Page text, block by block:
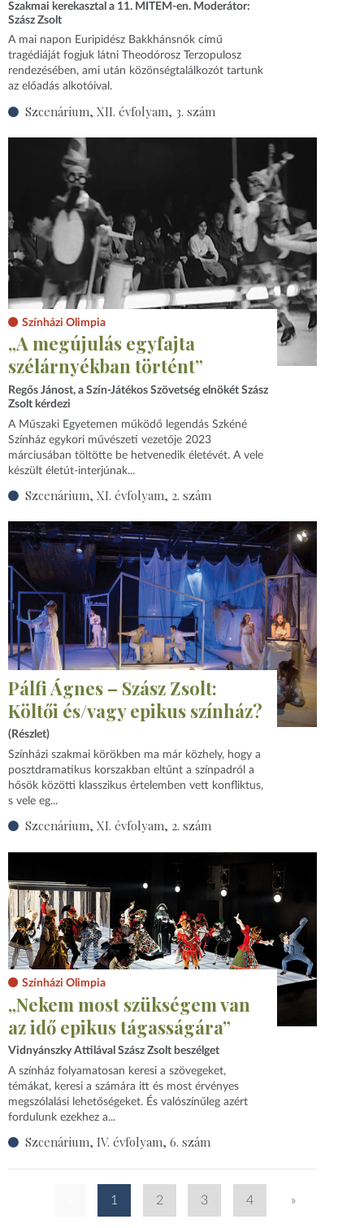
Szakmai kerekasztal a 11. MITEM-en. Moderátor:
Szász Zsolt
A mai napon Euripidész Bakkhánsnők című
tragédiáját fogjuk látni Theodórosz Terzopulosz
rendezésében, ami után közönségtalálkozót tartunk
az előadás alkotóival.
Szcenárium, XII. évfolyam, 3. szám
Színházi Olimpia
„A megújulás egyfajta
szélárnyékban történt”
Regős Jánost, a Szín-Játékos Szövetség elnökét Szász
Zsolt kérdezi
A Műszaki Egyetemen működő legendás Szkéné
Színház egykori művészeti vezetője 2023
márciusában töltötte be hetvenedik életévét. A vele
készült életút-interjúnak...
Szcenárium, XI. évfolyam, 2. szám
Pálfi Ágnes – Szász Zsolt:
Költői és/vagy epikus színház?
(Részlet)
Színházi szakmai körökben ma már közhely, hogy a
posztdramatikus korszakban eltűnt a színpadról a
hősök közötti klasszikus értelemben vett konfliktus,
s vele eg...
Szcenárium, XI. évfolyam, 2. szám
Színházi Olimpia
„Nekem most szükségem van
az idő epikus tágasságára”
Vidnyánszky Attilával Szász Zsolt beszélget
A színház folyamatosan keresi a szövegeket,
témákat, keresi a számára itt és most érvényes
megszólalási lehetőségeket. És valószínűleg azért
fordulunk ezekhez a...
Szcenárium, IV. évfolyam, 6. szám
1 2 3 4 »